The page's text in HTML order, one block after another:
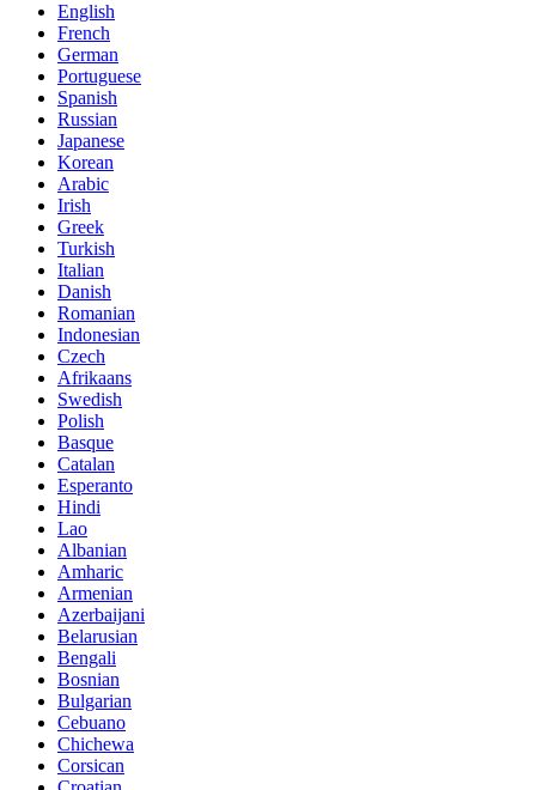
English
French
German
Portuguese
Spanish
Russian
Japanese
Korean
Arabic
Irish
Greek
Turkish
Italian
Danish
Romanian
Indonesian
Czech
Afrikaans
Swedish
Polish
Basque
Catalan
Esperanto
Hindi
Lao
Albanian
Amharic
Armenian
Azerbaijani
Belarusian
Bengali
Bosnian
Bulgarian
Cebuano
Chichewa
Corsican